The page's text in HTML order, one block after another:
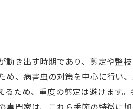
き出す時期であり、剪定や整
、病害虫の対策を中心に行い
ため、重度の剪定は避けます
門家は、これら季節の特徴に